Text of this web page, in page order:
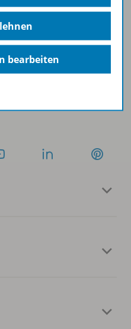
anmelden
bearbeiten